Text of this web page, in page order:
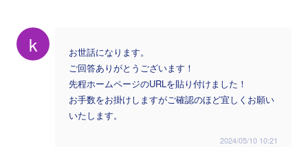
k
お世話になります。
ご回答ありがとうございます！
先程ホームページのURLを貼り付けました！
お手数をお掛けしますがご確認のほど宜しくお願い
いたします。
2024/05/10 10:21